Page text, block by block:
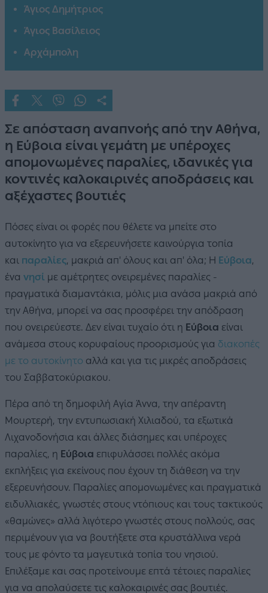
Άγιος Δημήτριος
Άγιος Βασίλειος
Αρχάμπολη
Σε απόσταση αναπνοής από την Αθήνα,
η Εύβοια είναι γεμάτη με υπέροχες
απομονωμένες παραλίες, ιδανικές για
κοντινές καλοκαιρινές αποδράσεις και
αξέχαστες βουτιές
Πόσες είναι οι φορές που θέλετε να μπείτε στο
αυτοκίνητο για να εξερευνήσετε καινούργια τοπία
και παραλίες, μακριά απ' όλους και απ' όλα; Η Εύβοια,
ένα νησί με αμέτρητες ονειρεμένες παραλίες -
πραγματικά διαμαντάκια, μόλις μια ανάσα μακριά από
την Αθήνα, μπορεί να σας προσφέρει την απόδραση
που ονειρεύεστε. Δεν είναι τυχαίο ότι η Εύβοια είναι
ανάμεσα στους κορυφαίους προορισμούς για διακοπές
με το αυτοκίνητο αλλά και για τις μικρές αποδράσεις
του Σαββατοκύριακου.
Πέρα από τη δημοφιλή Αγία Άννα, την απέραντη
Μουρτερή, την εντυπωσιακή Χιλιαδού, τα εξωτικά
Λιχανοδονήσια και άλλες διάσημες και υπέροχες
παραλίες, η Εύβοια επιφυλάσσει πολλές ακόμα
εκπλήξεις για εκείνους που έχουν τη διάθεση να την
εξερευνήσουν. Παραλίες απομονωμένες και πραγματικά
ειδυλλιακές, γνωστές στους ντόπιους και τους τακτικούς
«θαμώνες» αλλά λιγότερο γνωστές στους πολλούς, σας
περιμένουν για να βουτήξετε στα κρυστάλλινα νερά
τους με φόντο τα μαγευτικά τοπία του νησιού.
Επιλέξαμε και σας προτείνουμε επτά τέτοιες παραλίες
για να απολαύσετε τις καλοκαιρινές σας βουτιές.